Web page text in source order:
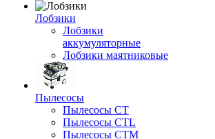
Лобзики
Лобзики
аккумуляторные
Лобзики маятниковые
Пылесосы
Пылесосы CT
Пылесосы CTL
Пылесосы CTM